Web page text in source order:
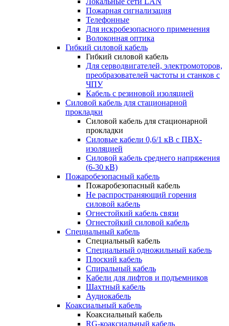
Пожарная сигнализация
Телефонные
Для искробезопасного применения
Волоконная оптика
Гибкий силовой кабель
Гибкий силовой кабель
Для серводвигателей, электромоторов,
преобразователей частоты и станков с
ЧПУ
Кабель с резиновой изоляцией
Силовой кабель для стационарной
прокладки
Силовой кабель для стационарной
прокладки
Силовые кабели 0,6/1 кВ с ПВХ-
изоляцией
Силовой кабель среднего напряжения
(6-30 кВ)
Пожаробезопасный кабель
Пожаробезопасный кабель
Не распространяющий горения
силовой кабель
Огнестойкий кабель связи
Огнестойкий силовой кабель
Специальный кабель
Специальный кабель
Специальный одножильный кабель
Плоский кабель
Спиральный кабель
Кабели для лифтов и подъемников
Шахтный кабель
Аудиокабель
Коаксиальный кабель
Коаксиальный кабель
RG-коаксиальный кабель